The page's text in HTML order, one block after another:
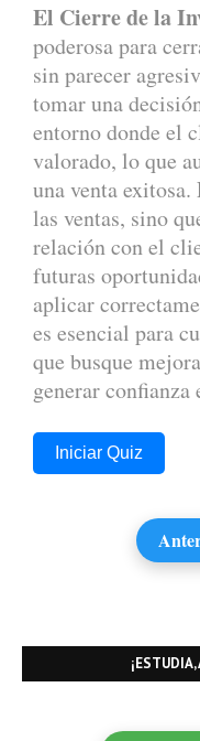
El Cierre de la
poderosa para
sin parecer
tomar una
entorno donde el
valorado, lo que
una venta
las ventas, sino
relación con el
futuras
aplicar
es esencial para
que busque
generar confianza
Iniciar Quiz